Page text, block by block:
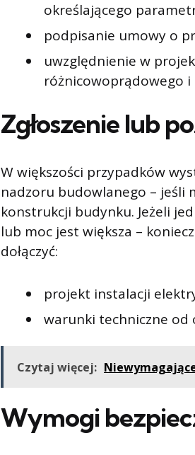
określającego
podpisanie umowy o
uwzględnienie w
różnicowoprądowego
Zgłoszenie lub
W większości przypadków
nadzoru budowlanego – jeśli
konstrukcji budynku. Jeżeli
lub moc jest większa –
dołączyć:
projekt instalacji
warunki techniczne od
Czytaj więcej:
Wymogi